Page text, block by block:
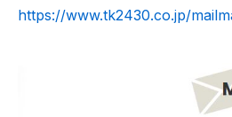
https://www.tk2430.co.jp/